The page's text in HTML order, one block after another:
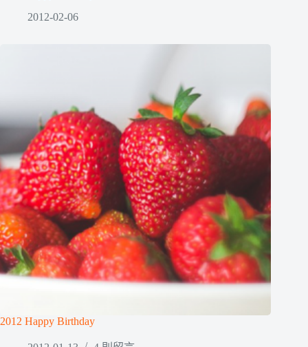
2012-02-06
2012 Happy Birthday